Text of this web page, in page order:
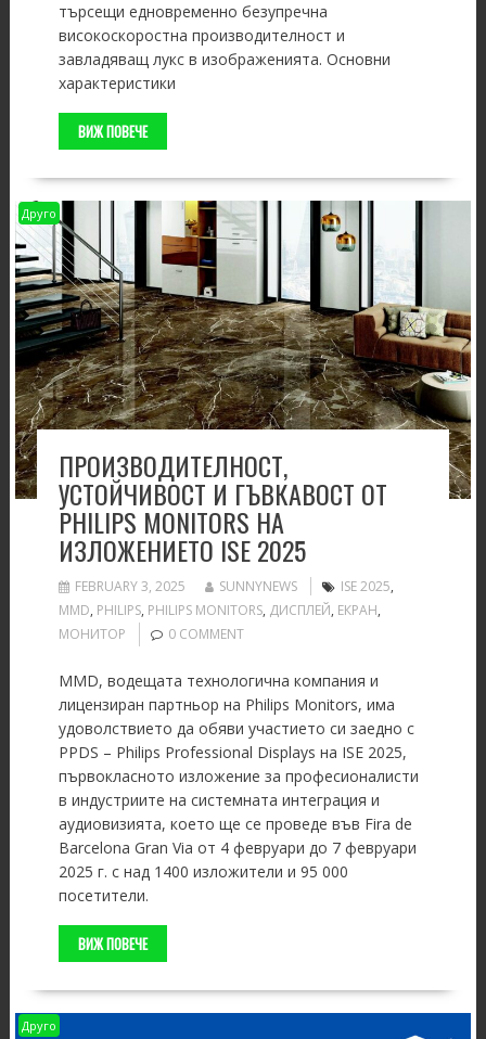
търсещи едновременно безупречна
високоскоростна производителност и
завладяващ лукс в изображенията. Основни
характеристики
ВИЖ ПОВЕЧЕ
Друго
ПРОИЗВОДИТЕЛНОСТ,
УСТОЙЧИВОСТ И ГЪВКАВОСТ ОТ
PHILIPS MONITORS НА
ИЗЛОЖЕНИЕТО ISE 2025
FEBRUARY 3, 2025 SUNNYNEWS ISE 2025,
MMD, PHILIPS, PHILIPS MONITORS, ДИСПЛЕЙ, ЕКРАН,
МОНИТОР
0 COMMENT
MMD, водещата технологична компания и
лицензиран партньор на Philips Monitors, има
удоволствието да обяви участието си заедно с
PPDS – Philips Professional Displays на ISE 2025,
първокласното изложение за професионалисти
в индустриите на системната интеграция и
аудиовизията, което ще се проведе във Fira de
Barcelona Gran Via от 4 февруари до 7 февруари
2025 г. с над 1400 изложители и 95 000
посетители.
ВИЖ ПОВЕЧЕ
Друго